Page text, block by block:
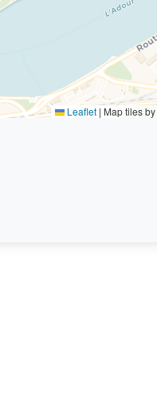
Leaflet | Map tiles by